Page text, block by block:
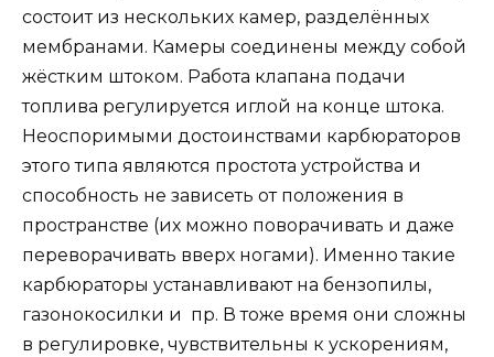
состоит из нескольких камер, разделённых
мембранами. Камеры соединены между собой
жёстким штоком. Работа клапана подачи
топлива регулируется иглой на конце штока.
Неоспоримыми достоинствами карбюраторов
этого типа являются простота устройства и
способность не зависеть от положения в
пространстве (их можно поворачивать и даже
переворачивать вверх ногами). Именно такие
карбюраторы устанавливают на бензопилы,
газонокосилки и пр. В тоже время они сложны
в регулировке, чувствительны к ускорениям,